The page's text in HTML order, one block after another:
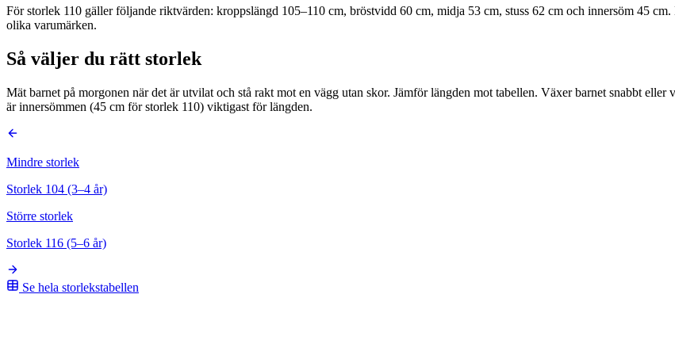
För storlek 110 gäller följande riktvärden: kroppslängd 105–110 cm, bröstvidd 60 cm, midja 53 cm, stuss 62 cm och innersöm 45
olika varumärken.
Så väljer du rätt storlek
Mät barnet på morgonen när det är utvilat och stå rakt mot en vägg utan skor. Jämför längden mot tabellen. Växer barnet snabbt
är innersömmen (45 cm för storlek 110) viktigast för längden.
Mindre storlek
Storlek 104 (3–4 år)
Större storlek
Storlek 116 (5–6 år)
Se hela storlekstabellen